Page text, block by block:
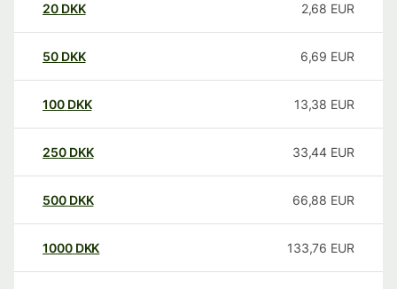
20 DKK 2,68 EUR
50 DKK 6,69 EUR
100 DKK 13,38 EUR
250 DKK 33,44 EUR
500 DKK 66,88 EUR
1000 DKK 133,76 EUR